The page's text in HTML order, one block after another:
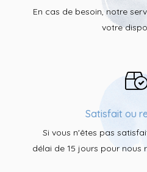
En cas de besoin, notre
votre
Satisfait ou
Si vous n'êtes pas
délai de 15 jours pour nous